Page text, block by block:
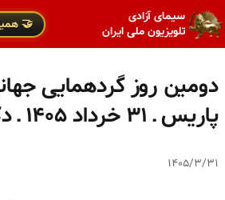
سیمای آزادی
تلویزیون ملی ایران
🤝
دومین روز گردهمایی
پاریس ـ ۳۱ خرداد ۱۴۰۵ ـ دکتر لیام فاکس
۱۴۰۵/۳/۳۱